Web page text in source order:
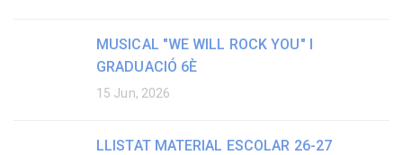
MUSICAL "WE WILL ROCK YOU" I
GRADUACIÓ 6È
15 Jun, 2026
LLISTAT MATERIAL ESCOLAR 26-27